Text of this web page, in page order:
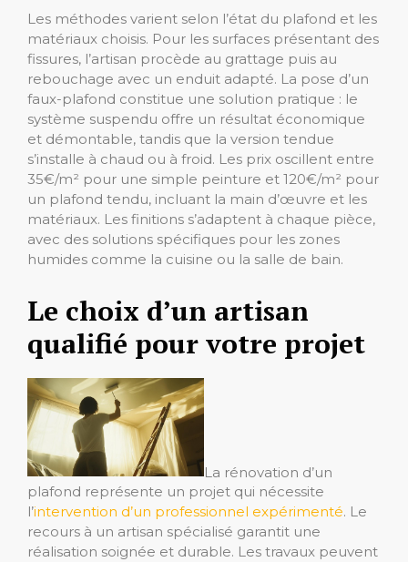
Les méthodes varient selon l’état du plafond et les
matériaux choisis. Pour les surfaces présentant des
fissures, l’artisan procède au grattage puis au
rebouchage avec un enduit adapté. La pose d’un
faux-plafond constitue une solution pratique : le
système suspendu offre un résultat économique
et démontable, tandis que la version tendue
s’installe à chaud ou à froid. Les prix oscillent entre
35€/m² pour une simple peinture et 120€/m² pour
un plafond tendu, incluant la main d’œuvre et les
matériaux. Les finitions s’adaptent à chaque pièce,
avec des solutions spécifiques pour les zones
humides comme la cuisine ou la salle de bain.
Le choix d’un artisan
qualifié pour votre projet
La rénovation d’un
plafond représente un projet qui nécessite
l’intervention d’un professionnel expérimenté. Le
recours à un artisan spécialisé garantit une
réalisation soignée et durable. Les travaux peuvent